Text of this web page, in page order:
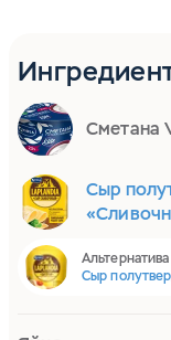
Сметана
Сыр
Альтернатива
Сыр